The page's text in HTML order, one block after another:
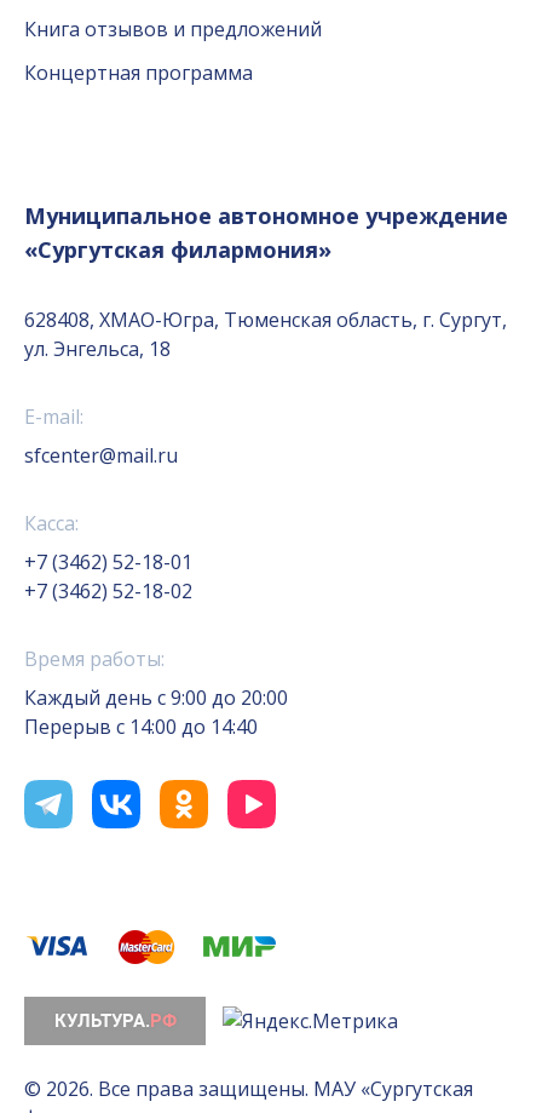
Книга отзывов и предложений
Концертная программа
Муниципальное автономное учреждение
«Сургутская филармония»
628408, ХМАО-Югра, Тюменская область, г. Сургут,
ул. Энгельса, 18
E-mail:
sfcenter@mail.ru
Касса:
+7 (3462) 52-18-01
+7 (3462) 52-18-02
Время работы:
Каждый день с 9:00 до 20:00
Перерыв с 14:00 до 14:40
© 2026. Все права защищены. МАУ «Сургутская